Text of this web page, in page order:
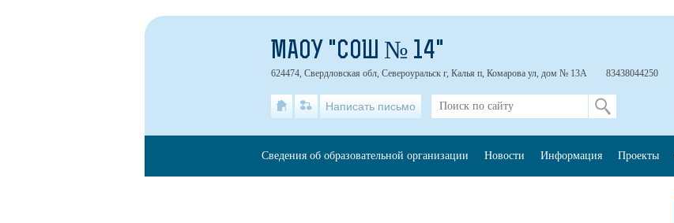
МАОУ "СОШ № 14"
624474, Свердловская обл, Североуральск г, Калья п, Комарова ул, дом № 13А 83438044250
Написать письмо
Сведения об образовательной организации Новости Информация Проекты